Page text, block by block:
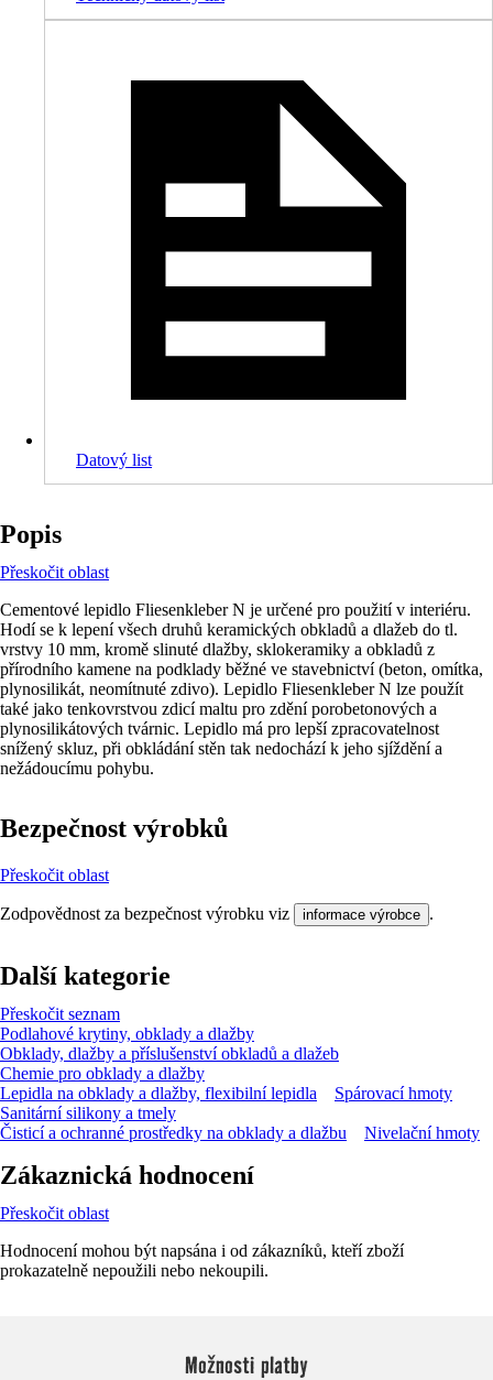
Datový list
Popis
Přeskočit oblast
Cementové lepidlo Fliesenkleber N je určené pro použití v interiéru.
Hodí se k lepení všech druhů keramických obkladů a dlažeb do tl.
vrstvy 10 mm, kromě slinuté dlažby, sklokeramiky a obkladů z
přírodního kamene na podklady běžné ve stavebnictví (beton, omítka,
plynosilikát, neomítnuté zdivo). Lepidlo Fliesenkleber N lze použít
také jako tenkovrstvou zdicí maltu pro zdění porobetonových a
plynosilikátových tvárnic. Lepidlo má pro lepší zpracovatelnost
snížený skluz, při obkládání stěn tak nedochází k jeho sjíždění a
nežádoucímu pohybu.
Bezpečnost výrobků
Přeskočit oblast
Zodpovědnost za bezpečnost výrobku viz informace výrobce .
Další kategorie
Přeskočit seznam
Podlahové krytiny, obklady a dlažby
Obklady, dlažby a příslušenství obkladů a dlažeb
Chemie pro obklady a dlažby
Lepidla na obklady a dlažby, flexibilní lepidla
Spárovací hmoty
Sanitární silikony a tmely
Čisticí a ochranné prostředky na obklady a dlažbu
Nivelační hmoty
Zákaznická hodnocení
Přeskočit oblast
Hodnocení mohou být napsána i od zákazníků, kteří zboží
prokazatelně nepoužili nebo nekoupili.
Možnosti platby